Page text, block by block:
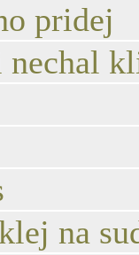
pridej
nechal
na